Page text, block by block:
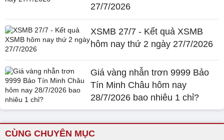
27/7/2026
XSMB 27/7 - Kết quả XSMB
hôm nay thứ 2 ngày 27/7/2026
Giá vàng nhẫn trơn 9999 Bảo
Tín Minh Châu hôm nay
28/7/2026 bao nhiêu 1 chỉ?
CÙNG CHUYÊN MỤC